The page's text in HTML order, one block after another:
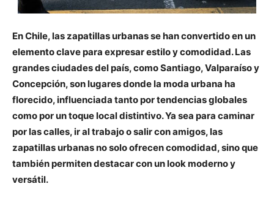
En Chile, las zapatillas urbanas se han convertido en un
elemento clave para expresar estilo y comodidad. Las
grandes ciudades del país, como Santiago, Valparaíso y
Concepción, son lugares donde la moda urbana ha
florecido, influenciada tanto por tendencias globales
como por un toque local distintivo. Ya sea para caminar
por las calles, ir al trabajo o salir con amigos, las
zapatillas urbanas no solo ofrecen comodidad, sino que
también permiten destacar con un look moderno y
versátil.